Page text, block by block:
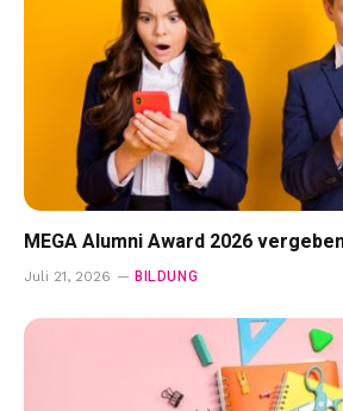
MEGA Alumni Award 2026
Juli 21, 2026 BILDUNG